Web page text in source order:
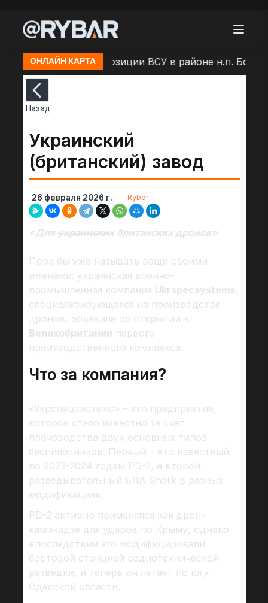
ОНЛАЙН КАРТА
Удар БЛА по позиции ВСУ в районе н.п. Большая
Назад
Украинский
(британский) завод
26 февраля 2026 г. Rybar
«Дляукраинскихбританских дронов»
Пора бы уже называть вещи своими
именами: украинская военно-
промышленная компания Ukrspecsystems,
специализирующаяся на производстве
дронов, объявила об открытии в
Великобритании первого
производственного комплекса.
Что за компания?
«Укрспецсистемс» – это предприятие,
которое стало известно за счет
производства двух основных типов
беспилотников. Первый – это известный
по 2023-2024 годам PD-2, а второй –
разведывательный БЛА Shark в разных
модификациях.
PD-2 активно применялся как дрон-
камикадзе для ударов по Крыму, однако
впоследствии его модифицировали
бортовой станцией радиотехнической
разведки, и теперь он летает по югу
Одесской области.